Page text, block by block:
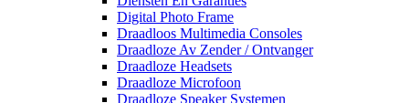
Digital Photo Frame
Draadloos Multimedia Consoles
Draadloze Av Zender / Ontvanger
Draadloze Headsets
Draadloze Microfoon
Draadloze Speaker Systemen